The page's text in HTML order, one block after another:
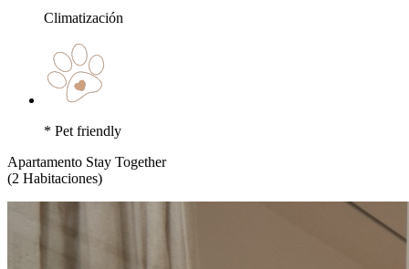
Climatización
* Pet friendly
Apartamento Stay Together
(2 Habitaciones)